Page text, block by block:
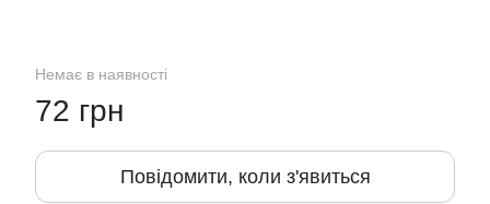
Немає в наявності
72 грн
Повідомити, коли з'явиться